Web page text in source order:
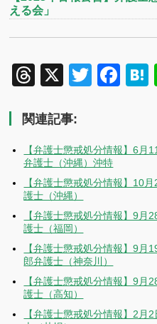
える会」
Threads
X
関連記事:
【弁護士懲戒処分情報】6月
弁護士（沖縄）沖特
【弁護士懲戒処分情報】10
護士（沖縄）
【弁護士懲戒処分情報】9月
護士（福岡）
【弁護士懲戒処分情報】9
郎弁護士（神奈川）
【弁護士懲戒処分情報】9月
護士（高知）
【弁護士懲戒処分情報】2月